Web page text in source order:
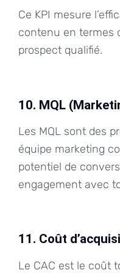
Ce KPI mesure
contenu en termes
prospect qualifié.
10. MQL
Les MQL sont des
équipe marketing
potentiel de
engagement avec
11. Coût
Le CAC est le coût